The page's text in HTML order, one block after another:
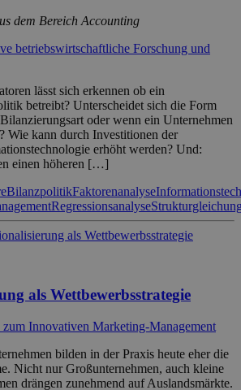
dem Bereich Accounting
betriebswirtschaftliche Forschung und
lässt sich erkennen ob ein
betreibt? Unterscheidet sich die Form
oder wenn ein Unternehmen
Wie kann durch Investitionen der
erhöht werden? Und:
einen höheren […]
BilanzpolitikFaktorenanalyse
Regressionsanalyse
als Wettbewerbsstrategie
Innovativen Marketing-Management
bilden in der Praxis heute eher die
Nicht nur Großunternehmen, auch kleine
drängen zunehmend auf Auslandsmärkte.